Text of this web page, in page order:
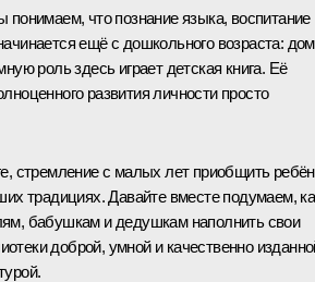
понимаем, что познание языка, воспитание
ещё с дошкольного возраста:
роль здесь играет детская книга. Её
развития личности просто
стремление с малых лет приобщить
традициях. Давайте вместе подумаем,
бабушкам и дедушкам наполнить свои
доброй, умной и качественно